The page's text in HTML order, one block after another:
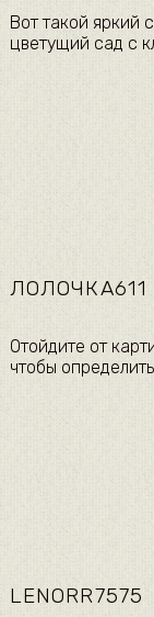
​Вот такой яркий
цветущий сад с
ЛОЛОЧКА611
​Отойдите от
чтобы
LENORR7575